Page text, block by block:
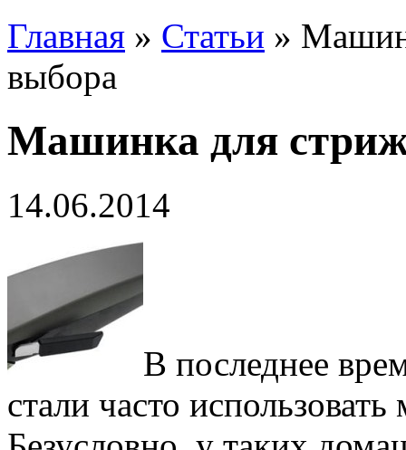
Главная » Статьи »
выбора
Машинка для
14.06.2014
В последнее
стали часто